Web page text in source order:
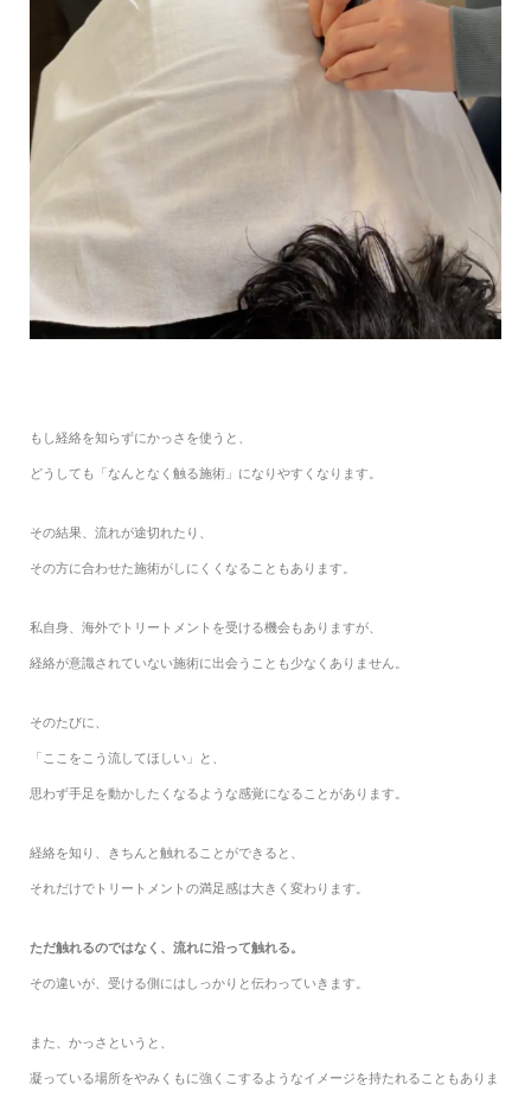
もし経絡を知らずにかっさを使うと、
どうしても「なんとなく触る施術」になりやすくなります。
その結果、流れが途切れたり、
その方に合わせた施術がしにくくなることもあります。
私自身、海外でトリートメントを受ける機会もありますが、
経絡が意識されていない施術に出会うことも少なくありません。
そのたびに、
「ここをこう流してほしい」と、
思わず手足を動かしたくなるような感覚になることがあります。
経絡を知り、きちんと触れることができると、
それだけでトリートメントの満足感は大きく変わります。
ただ触れるのではなく、流れに沿って触れる。
その違いが、受ける側にはしっかりと伝わっていきます。
また、かっさというと、
凝っている場所をやみくもに強くこするようなイメージを持たれることもありま